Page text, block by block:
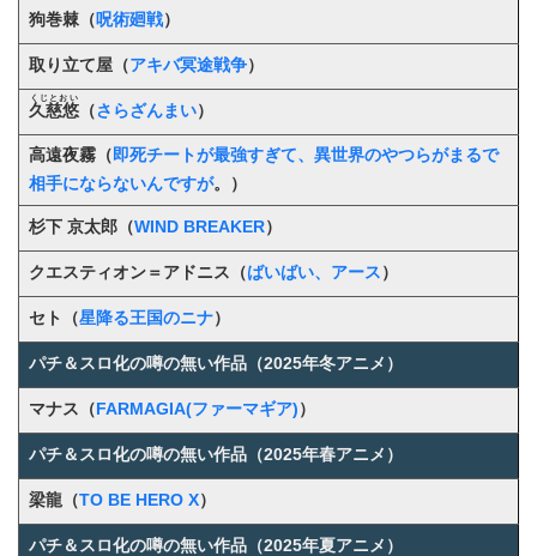
狗巻棘（ 呪術廻戦）
取り立て屋（アキバ冥途戦争）
久慈悠
くじとおい
（さらざんまい）
高遠夜霧（ 即死チートが最強すぎて、異世界のやつらがまるで
相手にならないんですが。）
杉下 京太郎（WIND BREAKER）
クエスティオン＝アドニス（ばいばい、アース ）
セト （星降る王国のニナ）
パチ＆スロ化の噂の無い作品（2025年冬アニメ）
マナス（FARMAGIA(ファーマギア) ）
パチ＆スロ化の噂の無い作品（2025年春アニメ）
梁龍（TO BE HERO X）
パチ＆スロ化の噂の無い作品（2025年夏アニメ）